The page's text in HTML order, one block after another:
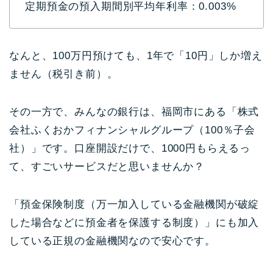
定期預金の預入期間別平均年利率：0.003%
なんと、100万円預けても、1年で「10円」しか増え
ません（税引き前）。
その一方で、みんなの銀行は、福岡市にある「株式
会社ふくおかフィナンシャルグループ（100％子会
社）」です。口座開設だけで、1000円もらえるっ
て、すごいサービスだと思いませんか？
「預金保険制度（万一加入している金融機関が破綻
した場合などに預金者を保護する制度）」にも加入
している正規の金融機関なので安心です。